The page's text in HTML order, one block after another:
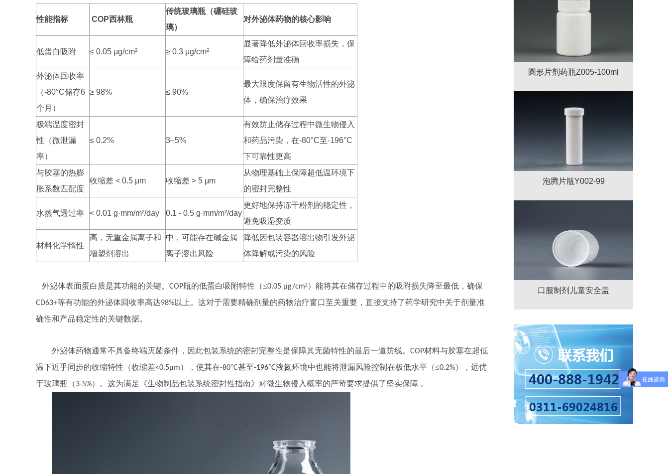
圆形片剂药瓶Z005-100ml
泡腾片瓶Y002-99
口服制剂儿童安全盖
性能指标 COP西林瓶
传统玻璃瓶（硼硅玻
璃）
对外泌体药物的核心影响
低蛋白吸附 ≤ 0.05 μg/cm² ≥ 0.3 μg/cm²
显著降低外泌体回收率损失，保
障给药剂量准确
外泌体回收率
（-80°C储存6
个月）
≥ 98% ≤ 90%
最大限度保留有生物活性的外泌
体，确保治疗效果
极端温度密封
性（微泄漏
率）
≤ 0.2% 3–5%
有效防止储存过程中微生物侵入
和药品污染，在-80°C至-196°C
下可靠性更高
与胶塞的热膨
胀系数匹配度
收缩差 < 0.5 μm 收缩差 > 5 μm
从物理基础上保障超低温环境下
的密封完整性
水蒸气透过率 < 0.01 g·mm/m²/day 0.1 - 0.5 g·mm/m²/day
更好地保持冻干粉剂的稳定性，
避免吸湿变质
材料化学惰性
高，无重金属离子和
增塑剂溶出
中，可能存在碱金属
离子溶出风险
降低因包装容器溶出物引发外泌
体降解或污染的风险
外泌体表面蛋白质是其功能的关键。 COP瓶的低蛋白吸附特性（≤0.05 μg/cm²）能将其在储存过程中的吸附损失降至最低，确保
CD63+等有功能的外泌体回收率高达98%以上。这对于需要精确剂量的药物治疗窗口至关重要，直接支持了药学研究中关于剂量准
确性和产品稳定性的关键数据。
外泌体药物通常不具备终端灭菌条件，因此包装系统的密封完整性是保障其无菌特性的最后一道防线。 COP材料与胶塞在超低
温下近乎同步的收缩特性（收缩差<0.5μm），使其在-80°C甚至-196°C液氮环境中也能将泄漏风险控制在极低水平（≤0.2%），远优
于玻璃瓶（3-5%）。这为满足《生物制品包装系统密封性指南》对微生物侵入概率的严苛要求提供了坚实保障 。